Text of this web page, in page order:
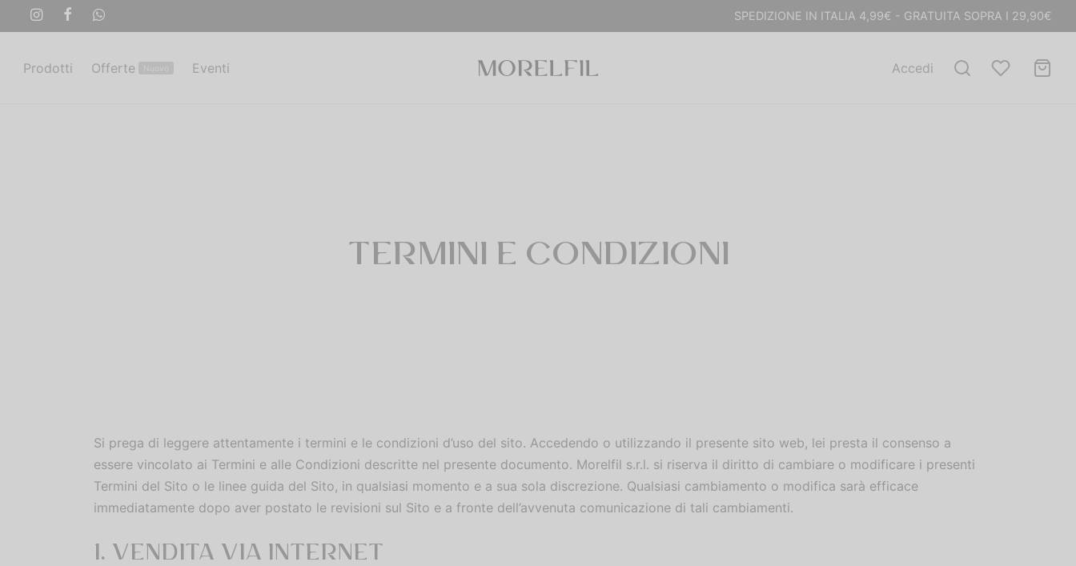
SPEDIZIONE IN ITALIA 4,99€ - GRATUITA SOPRA I 29,90€
Prodotti Offerte Eventi Accedi
TERMINI E CONDIZIONI
Si prega di leggere attentamente i termini e le condizioni d’uso del sito. Accedendo o utilizzando il presente sito web, lei presta il consenso a
essere vincolato ai Termini e alle Condizioni descritte nel presente documento. Morelfil s.r.l. si riserva il diritto di cambiare o modificare i presenti
Termini del Sito o le linee guida del Sito, in qualsiasi momento e a sua sola discrezione. Qualsiasi cambiamento o modifica sarà efficace
immediatamente dopo aver postato le revisioni sul Sito e a fronte dell’avvenuta comunicazione di tali cambiamenti.
1. VENDITA VIA INTERNET